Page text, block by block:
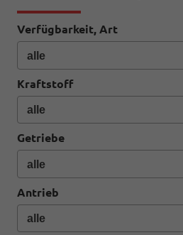
Verfügbarkeit, Art
Kraftstoff
Getriebe
Antrieb